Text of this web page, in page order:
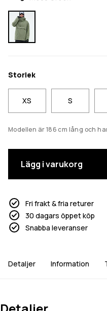
Storlek
XS S
Modellen är 186 cm lång och
Lägg i varukorg
Fri frakt & fria returer
30 dagars öppet köp
Snabba leveranser
Detaljer Information